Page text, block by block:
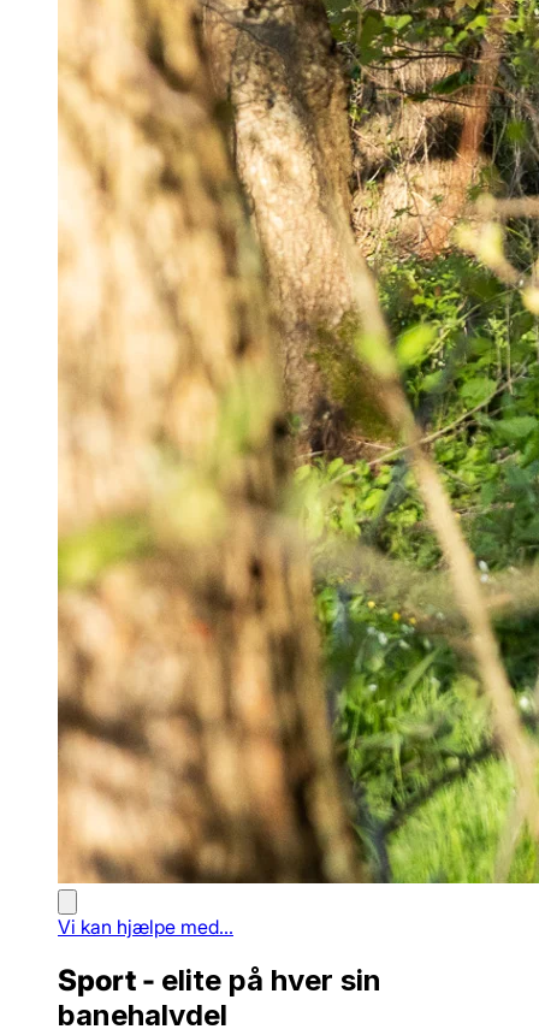
Vi kan hjælpe med...
Sport - elite på hver sin
banehalvdel